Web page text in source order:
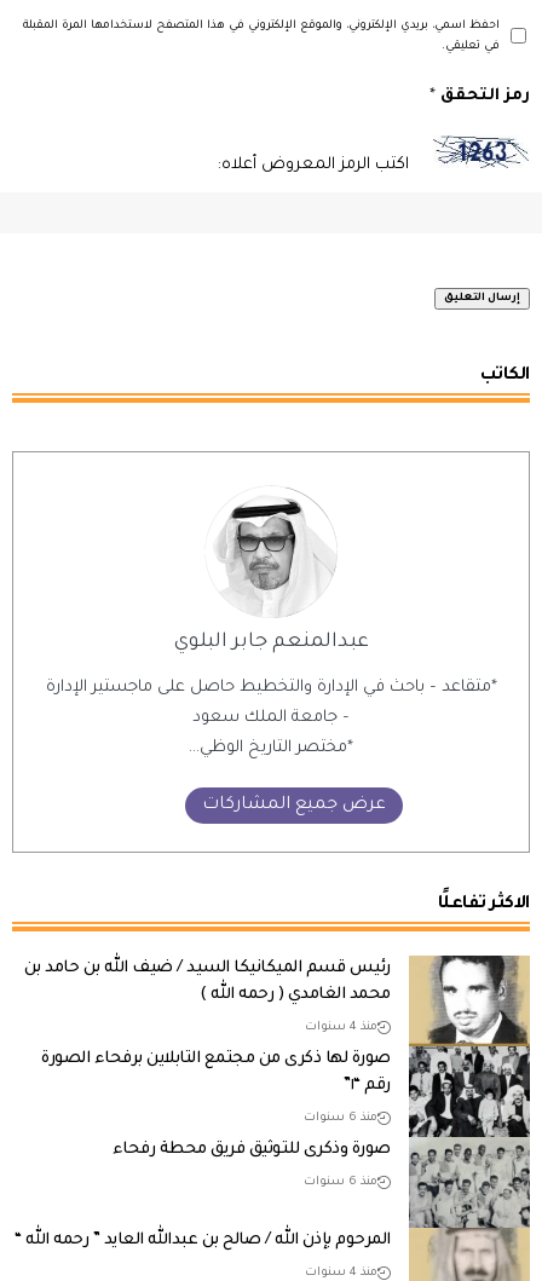
احفظ اسمي، بريدي الإلكتروني، والموقع الإلكتروني في هذا المتصفح لاستخدامها المرة المقبلة
في تعليقي.
رمز التحقق *
اكتب الرمز المعروض أعلاه:
الكاتب
عبدالمنعم جابر البلوي
*متقاعد – باحث في الإدارة والتخطيط حاصل على ماجستير الإدارة
– جامعة الملك سعود
*مختصر التاريخ الوظي...
عرض جميع المشاركات
الاكثر تفاعلًا
رئيس قسم الميكانيكا السيد / ضيف الله بن حامد بن
محمد الغامدي ( رحمه الله )
منذ 4 سنوات
صورة لها ذكرى من مجتمع التابلاين برفحاء الصورة
رقم “١”
منذ 6 سنوات
صورة وذكرى للتوثيق فريق محطة رفحاء
منذ 6 سنوات
المرحوم بإذن الله / صالح بن عبدالله العايد ” رحمه الله “
منذ 4 سنوات